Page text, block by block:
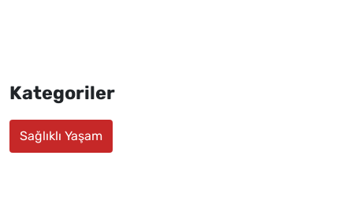
Kategoriler
Sağlıklı Yaşam